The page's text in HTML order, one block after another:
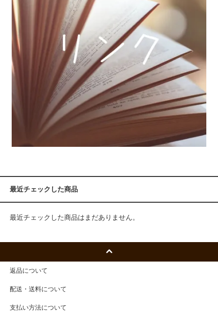
最近チェックした商品
最近チェックした商品はまだありません。
返品について
配送・送料について
支払い方法について